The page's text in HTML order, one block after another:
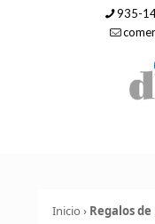
935-
Inicio › Regalos de